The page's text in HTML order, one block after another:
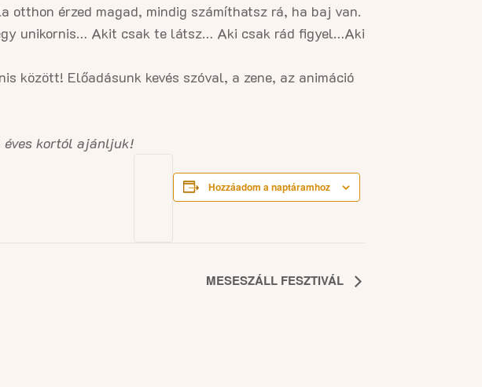
érzed magad, mindig számíthatsz rá, ha baj van.
unikornis… Akit csak te látsz… Aki csak rád figyel…Aki
között! Előadásunk kevés szóval, a zene, az animáció
éves kortól ajánljuk!
Hozzáadom a naptáramhoz
MESESZÁLL FESZTIVÁL